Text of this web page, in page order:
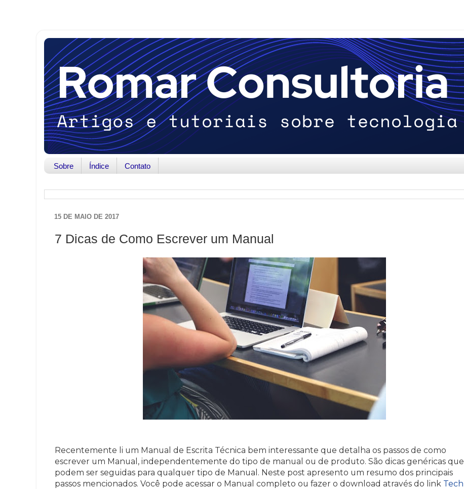
Sobre Índice Contato
15 DE MAIO DE 2017
7 Dicas de Como Escrever um Manual
Recentemente li um Manual de Escrita Técnica bem interessante que detalha os passos de como
escrever um Manual, independentemente do tipo de manual ou de produto. São dicas genéricas que
podem ser seguidas para qualquer tipo de Manual. Neste post apresento um resumo dos principais
passos mencionados. Você pode acessar o Manual completo ou fazer o download através do link Tech